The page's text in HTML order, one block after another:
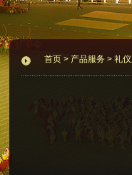
首页 > 产品服务 > 礼